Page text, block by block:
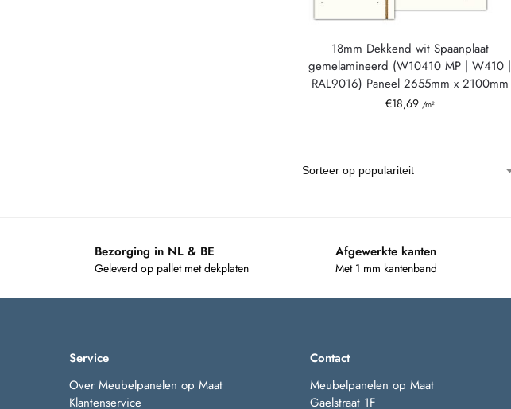
18mm Dekkend wit Spaanplaat
gemelamineerd (W10410 MP | W410 |
RAL9016) Paneel 2655mm x 2100mm
€18,69 /m²
Bezorging in NL & BE
Geleverd op pallet met dekplaten
Afgewerkte kanten
Met 1 mm kantenband
Service
Over Meubelpanelen op Maat
Klantenservice
Contact
Meubelpanelen op Maat
Gaelstraat 1F